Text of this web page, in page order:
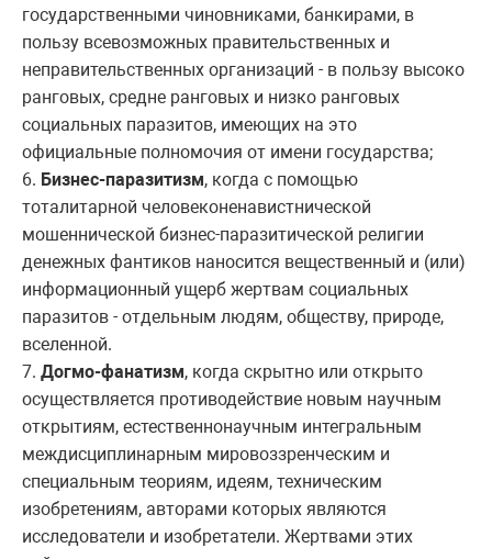
государственными чиновниками, банкирами, в
пользу всевозможных правительственных и
неправительственных организаций - в пользу высоко
ранговых, средне ранговых и низко ранговых
социальных паразитов, имеющих на это
официальные полномочия от имени государства;
6. Бизнес-паразитизм, когда с помощью
тоталитарной человеконенавистнической
мошеннической бизнес-паразитической религии
денежных фантиков наносится вещественный и (или)
информационный ущерб жертвам социальных
паразитов - отдельным людям, обществу, природе,
вселенной.
7. Догмо-фанатизм, когда скрытно или открыто
осуществляется противодействие новым научным
открытиям, естественнонаучным интегральным
междисциплинарным мировоззренческим и
специальным теориям, идеям, техническим
изобретениям, авторами которых являются
исследователи и изобретатели. Жертвами этих